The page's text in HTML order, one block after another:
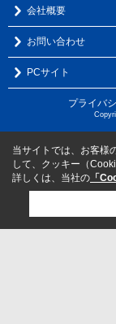
会社概要
お問い合わせ
PCサイト
プライバ
当サイトでは、お客様
して、クッキー（
詳しくは、当社の 「